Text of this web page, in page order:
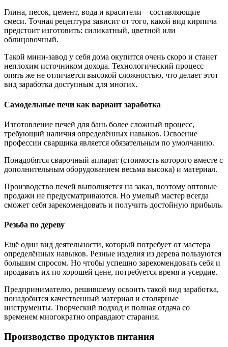
Глина, песок, цемент, вода и красители – составляющие
смеси. Точная рецептура зависит от того, какой вид кирпича
предстоит изготовить: силикатный, цветной или
облицовочный.
Такой мини-завод у себя дома окупится очень скоро и станет
неплохим источником дохода. Технологический процесс
опять же не отличается высокой сложностью, что делает этот
вид заработка доступным для многих.
Самодельные печи как вариант заработка
Изготовление печей для бань более сложный процесс,
требующий наличия определённых навыков. Освоение
профессии сварщика является обязательным по умолчанию.
Понадобятся сварочный аппарат (стоимость которого вместе с
дополнительным оборудованием весьма высока) и материал.
Производство печей выполняется на заказ, поэтому оптовые
продажи не предусматриваются. Но умелый мастер всегда
сможет себя зарекомендовать и получить достойную прибыль.
Резьба по дереву
Ещё один вид деятельности, который потребует от мастера
определённых навыков. Резные изделия из дерева пользуются
большим спросом. Но чтобы успешно зарекомендовать себя и
продавать их по хорошей цене, потребуется время и усердие.
Предпринимателю, решившему освоить такой вид заработка,
понадобится качественный материал и столярные
инструменты. Творческий подход и полная отдача со
временем многократно оправдают старания.
Производство продуктов питания